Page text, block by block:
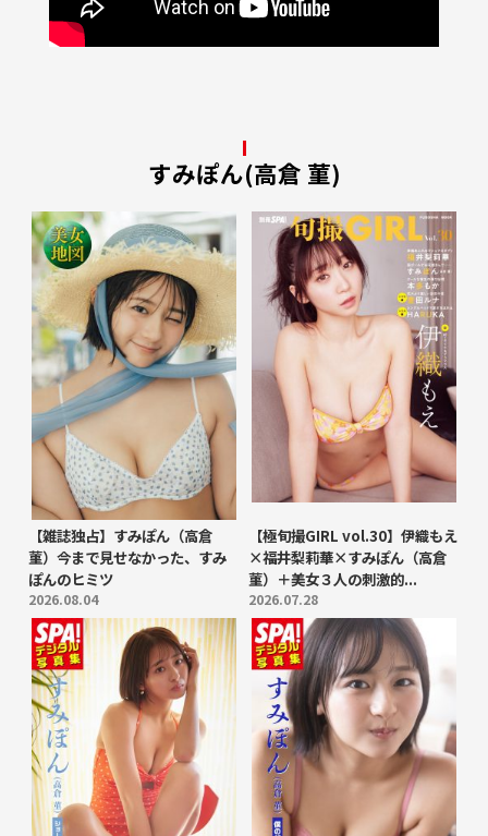
すみぽん(高倉 菫)
【雑誌独占】すみぽん（高倉
菫）今まで見せなかった、すみ
ぽんのヒミツ
2026.08.04
【極旬撮GIRL vol.30】伊織もえ
×福井梨莉華×すみぽん（高倉
菫）＋美女３人の刺激的...
2026.07.28